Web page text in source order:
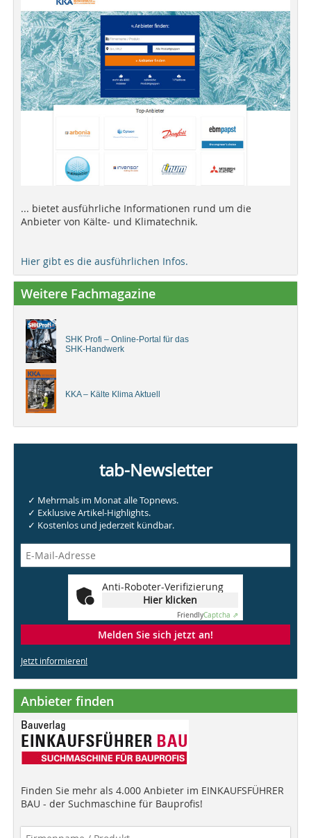
... bietet ausführliche Informationen rund um die
Anbieter von Kälte- und Klimatechnik.
Hier gibt es die ausführlichen Infos.
Weitere Fachmagazine
SHK Profi – Online-Portal für das
SHK-Handwerk
KKA – Kälte Klima Aktuell
tab-Newsletter
✓ Mehrmals im Monat alle Topnews.
✓ Exklusive Artikel-Highlights.
✓ Kostenlos und jederzeit kündbar.
Anti-Roboter-Verifizierung
Hier klicken
FriendlyCaptcha ⇗
Melden Sie sich jetzt an!
Jetzt informieren!
Anbieter finden
Finden Sie mehr als 4.000 Anbieter im EINKAUFSFÜHRER
BAU - der Suchmaschine für Bauprofis!